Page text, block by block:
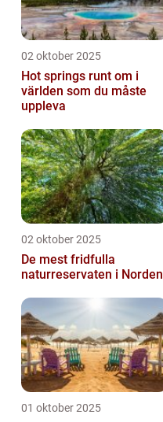
02 oktober 2025
Hot springs runt om i
världen som du måste
uppleva
02 oktober 2025
De mest fridfulla
naturreservaten i Norden
01 oktober 2025